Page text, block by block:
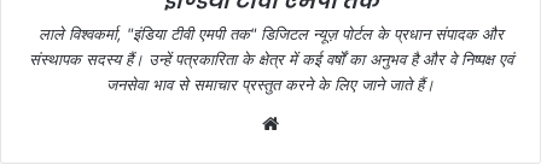
लाले विश्वकर्मा, "इंडिया टीवी एमपी तक" डिजिटल न्यूज़ पोर्टल के प्रधान संपादक और
संस्थापक सदस्य हैं। उन्हें पत्रकारिता के क्षेत्र में कई वर्षों का अनुभव है और वे निष्पक्ष एवं
जनसेवा भाव से समाचार प्रस्तुत करने के लिए जाने जाते हैं।